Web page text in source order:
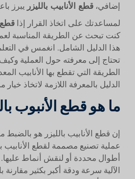
إضافي، قطع الأنابيب بالليزر يبرز
لمساعدتك على اتخاذ القرار إذا قطع
كنت تبحث عن الطريقة المناسبة
هذا الدليل الشامل. انغمس في
تحتاج إلى معرفته حول العملية
الطريقة التي تقطع بها الأنابيب
الدليل بالمعرفة اللازمة لاتخاذ
ما هو قطع الأنبوب
إن قطع الأنابيب بالليزر هو
عملية تصنيع مصممة لقطع الأنابيب
أطوال محددة أو لنقش أنماط عليها.
الآلية سرعة ودقة أكبر بكثير مقارنة